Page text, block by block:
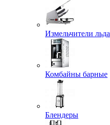
Измельчители льда
Комбайны барные
Блендеры